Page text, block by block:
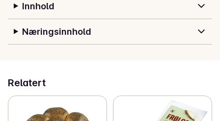
Innhold
Næringsinnhold
Relatert